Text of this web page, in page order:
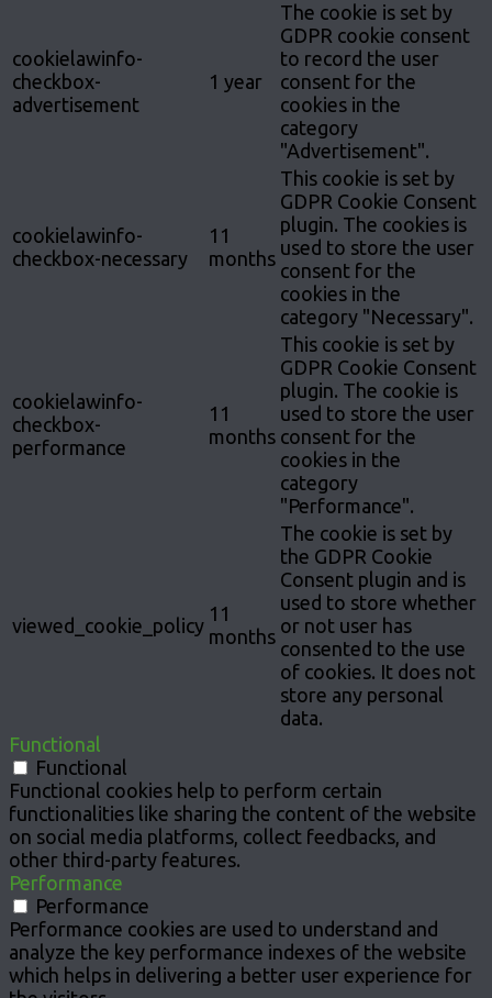
cookielawinfo-
checkbox-
advertisement
1 year
The cookie is set by
GDPR cookie consent
to record the user
consent for the
cookies in the
category
"Advertisement".
cookielawinfo-
checkbox-necessary
11
months
This cookie is set by
GDPR Cookie Consent
plugin. The cookies is
used to store the user
consent for the
cookies in the
category "Necessary".
cookielawinfo-
checkbox-
performance
11
months
This cookie is set by
GDPR Cookie Consent
plugin. The cookie is
used to store the user
consent for the
cookies in the
category
"Performance".
viewed_cookie_policy
11
months
The cookie is set by
the GDPR Cookie
Consent plugin and is
used to store whether
or not user has
consented to the use
of cookies. It does not
store any personal
data.
Functional
Functional
Functional cookies help to perform certain
functionalities like sharing the content of the website
on social media platforms, collect feedbacks, and
other third-party features.
Performance
Performance
Performance cookies are used to understand and
analyze the key performance indexes of the website
which helps in delivering a better user experience for